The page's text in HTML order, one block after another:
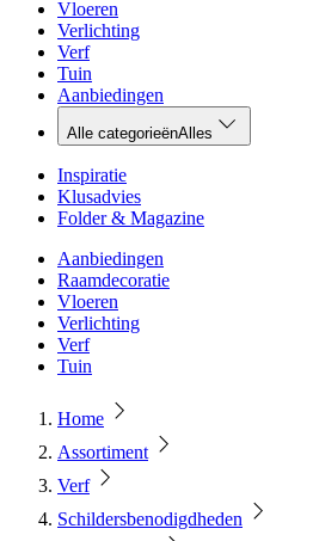
Vloeren
Verlichting
Verf
Tuin
Aanbiedingen
Alle categorieënAlles
Inspiratie
Klusadvies
Folder & Magazine
Aanbiedingen
Raamdecoratie
Vloeren
Verlichting
Verf
Tuin
Home
Assortiment
Verf
Schildersbenodigdheden